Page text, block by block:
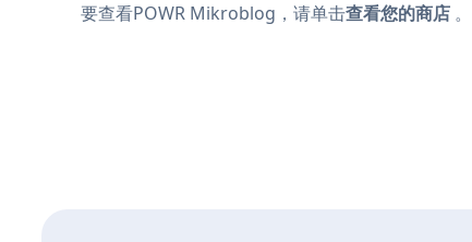
要查看POWR Mikroblog，请单击查看您的商店 。